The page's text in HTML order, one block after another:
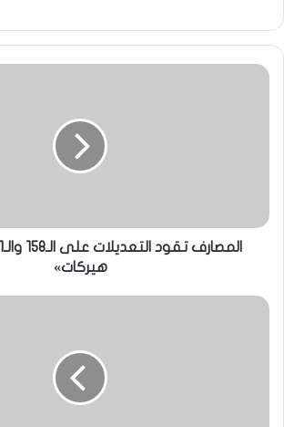
هيركات»